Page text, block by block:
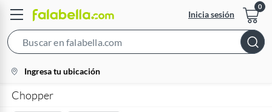
Inicia sesión
Bar
location-
icon
Ingresa tu ubicación
Chopper